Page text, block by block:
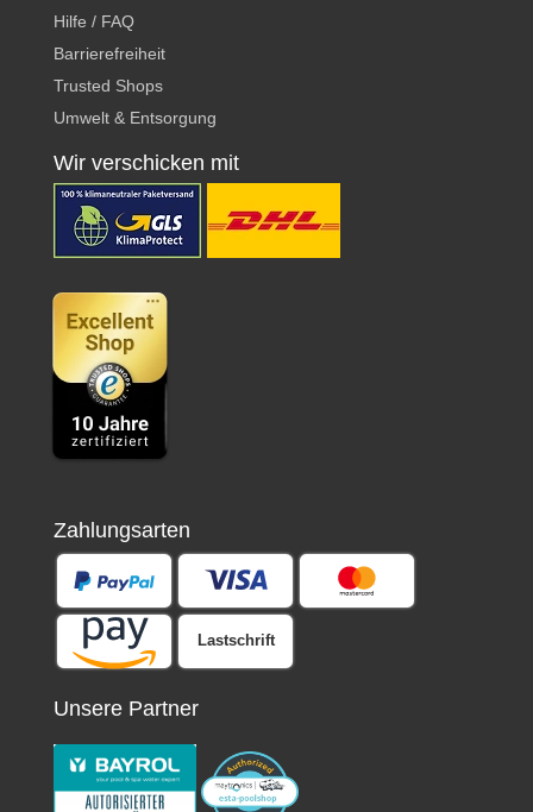
Hilfe / FAQ
Barrierefreiheit
Trusted Shops
Umwelt & Entsorgung
Wir verschicken mit
Zahlungsarten
Lastschrift
Unsere Partner